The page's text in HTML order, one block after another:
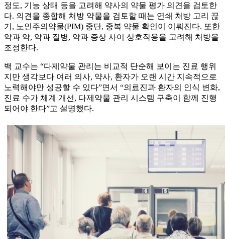
정도, 기능 상태 등을 고려해 약사의 약물 평가 의견을 검토한
다. 의견을 종합해 처방 약물을 검토할 때는 연쇄 처방 고리 끊
기, 노인주의약물(PIM) 중단, 중복 약물 확인이 이뤄진다. 또한
약과 약, 약과 질병, 약과 증상 사이 상호작용을 고려해 처방을
조정한다.
백 교수는 “다제약물 관리는 비교적 단순해 보이는 진료 행위
지만 생각보다 여러 의사, 약사, 환자가 오랜 시간 지속적으로
노력해야만 성공할 수 있다”면서 “의료진과 환자의 인식 변화,
진료 수가 체계 개선, 다제약물 관리 시스템 구축이 함께 진행
되어야 한다”고 설명했다.